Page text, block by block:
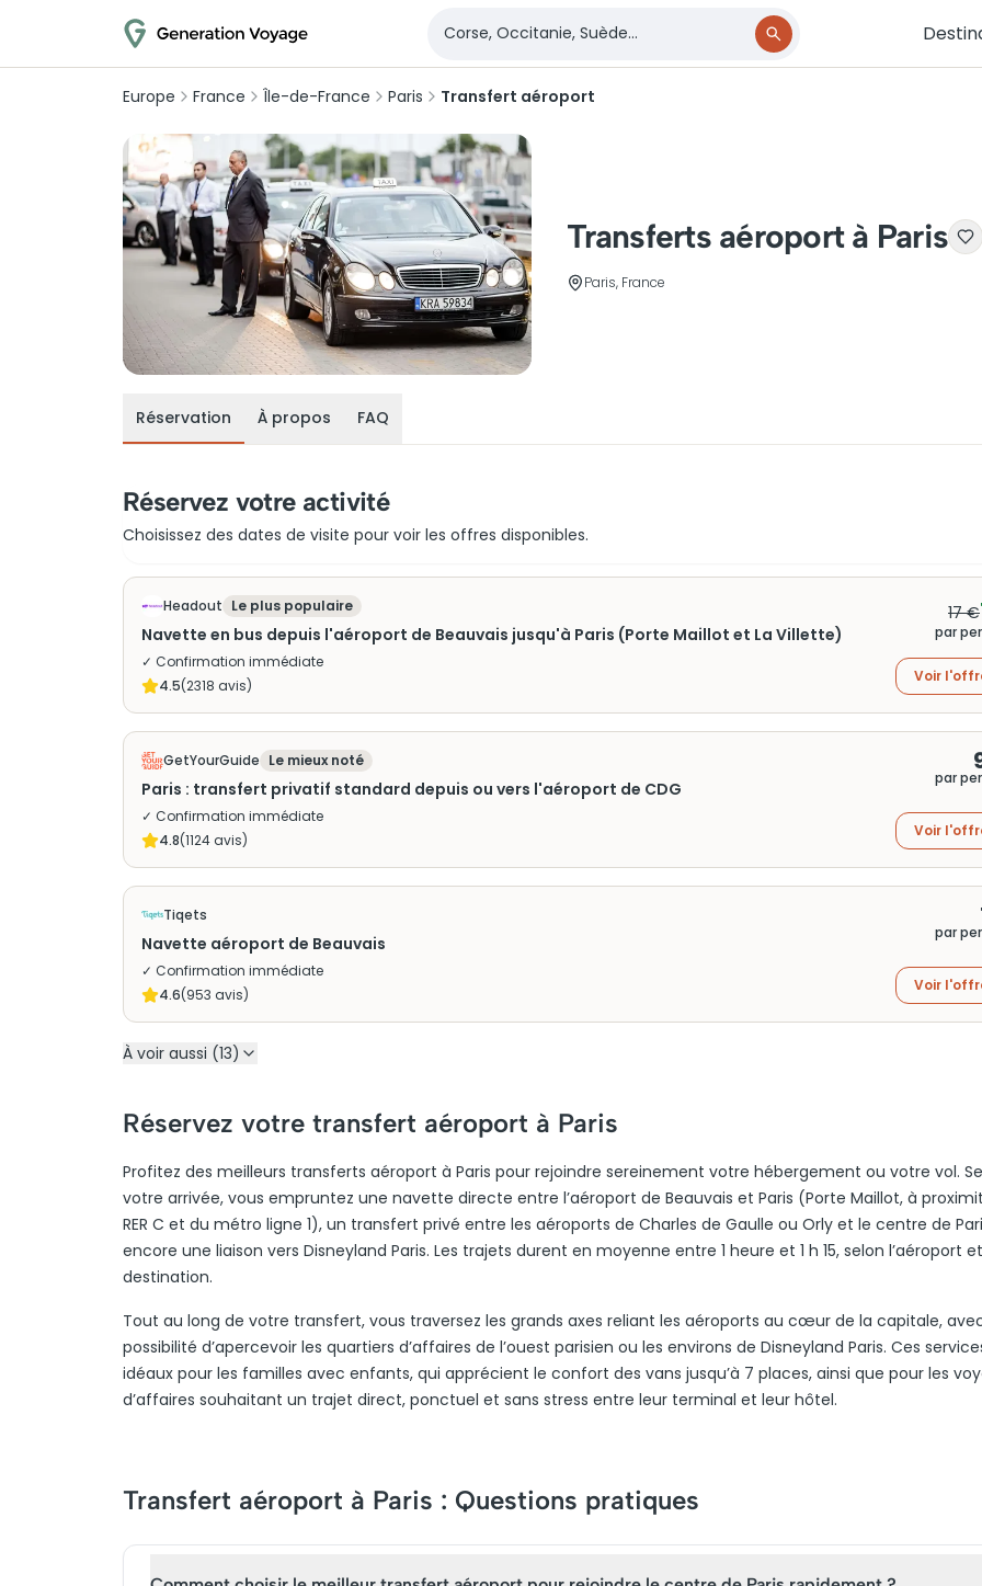
Europe France Île-de-France Paris Transfert aéroport
Transferts aéroport à Paris
Paris, France
Réservation À propos FAQ
Réservez votre activité
Choisissez des dates de visite pour voir les offres disponibles.
Headout Le plus populaire
Navette en bus depuis l'aéroport de Beauvais jusqu'à Paris (Porte Maillot et La Villette)
✓ Confirmation immédiate
4.5(2318 avis)
17 €
par
Voir
GetYourGuide Le mieux noté
Paris : transfert privatif standard depuis ou vers l'aéroport de CDG
✓ Confirmation immédiate
4.8(1124avis)
par
Voir
Tiqets
Navette aéroport de Beauvais
✓ Confirmation immédiate
4.6(953 avis)
par
Voir
À voir aussi (13)
Réservez votre transfert aéroport à Paris
Profitez des meilleurs transferts aéroport à Paris pour rejoindre sereinement votre hébergement ou votre vol.
votre arrivée, vous empruntez une navette directe entre l’aéroport de Beauvais et Paris (Porte Maillot, à
RER C et du métro ligne 1), un transfert privé entre les aéroports de Charles de Gaulle ou Orly et le centre de
encore une liaison vers Disneyland Paris. Les trajets durent en moyenne entre 1 heure et 1 h 15, selon l’aéroport
destination.
Tout au long de votre transfert, vous traversez les grands axes reliant les aéroports au cœur de la capitale,
possibilité d’apercevoir les quartiers d’affaires de l’ouest parisien ou les environs de Disneyland Paris. Ces
idéaux pour les familles avec enfants, qui apprécient le confort des vans jusqu’à 7 places, ainsi que pour les
d’affaires souhaitant un trajet direct, ponctuel et sans stress entre leur terminal et leur hôtel.
Transfert aéroport à Paris : Questions pratiques